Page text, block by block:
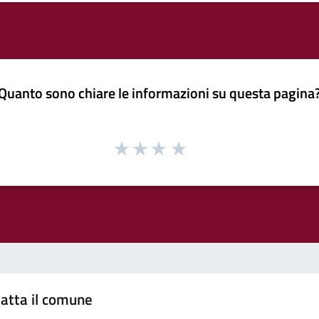
sono chiare le informazioni su questa
il comune